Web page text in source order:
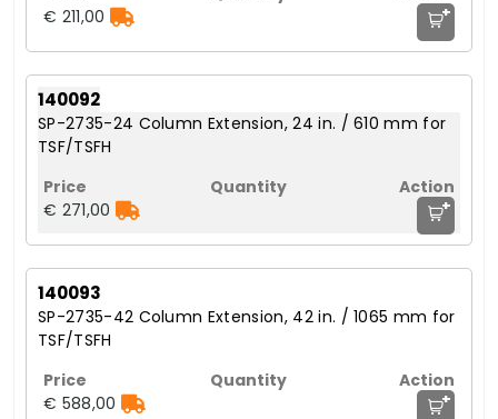
€ 211,00 +
140092
SP-2735-24 Column Extension, 24 in. / 610 mm for
TSF/TSFH
€ 271,00 +
140093
SP-2735-42 Column Extension, 42 in. / 1065 mm for
TSF/TSFH
€ 588,00 +